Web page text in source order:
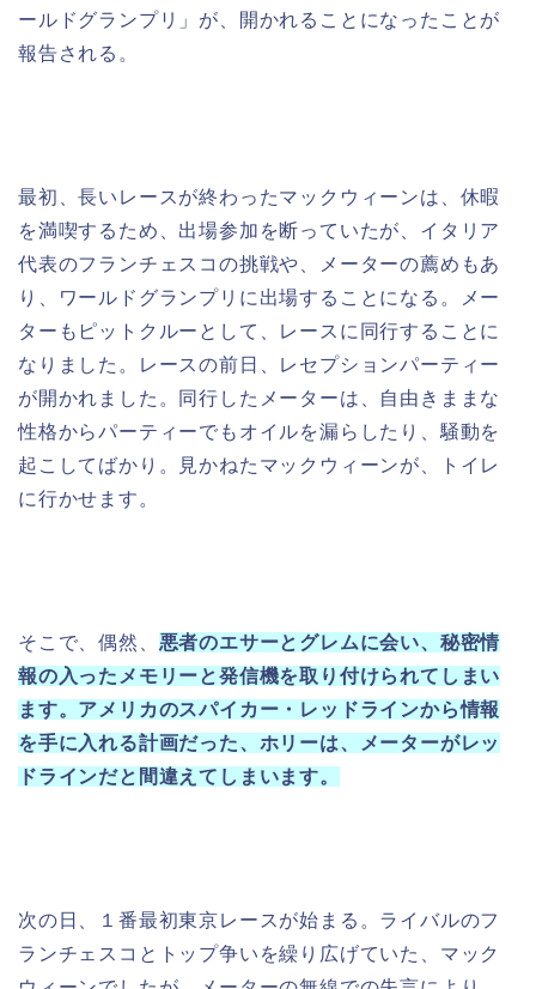
ールドグランプリ」が、開かれることになったことが
報告される。
最初、長いレースが終わったマックウィーンは、休暇
を満喫するため、出場参加を断っていたが、イタリア
代表のフランチェスコの挑戦や、メーターの薦めもあ
り、ワールドグランプリに出場することになる。メー
ターもピットクルーとして、レースに同行することに
なりました。レースの前日、レセプションパーティー
が開かれました。同行したメーターは、自由きままな
性格からパーティーでもオイルを漏らしたり、騒動を
起こしてばかり。見かねたマックウィーンが、トイレ
に行かせます。
そこで、偶然、 悪者のエサーとグレムに会い、秘密情
報の入ったメモリーと発信機を取り付けられてしまい
ます。アメリカのスパイカー・レッドラインから情報
を手に入れる計画だった、ホリーは、メーターがレッ
ドラインだと間違えてしまいます。
次の日、１番最初東京レースが始まる。ライバルのフ
ランチェスコとトップ争いを繰り広げていた、マック